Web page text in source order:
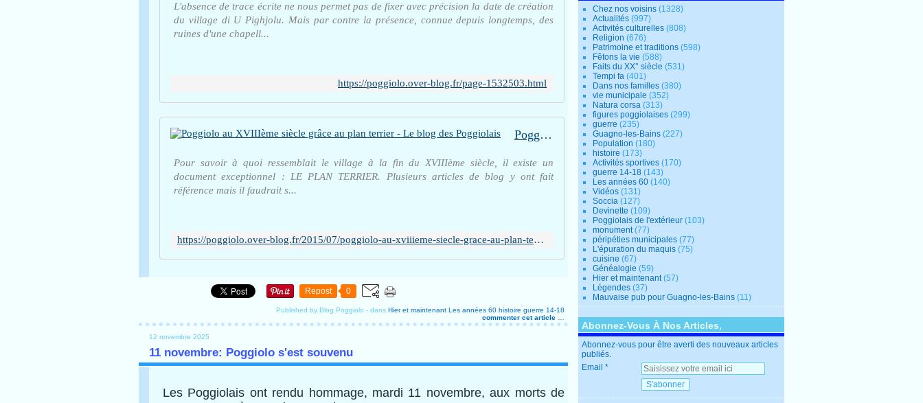
L'absence de trace écrite ne nous permet pas de fixer avec précision la date de création
du village di U Pighjolu. Mais par contre la présence, connue depuis longtemps, des
ruines d'une chapell...
https://poggiolo.over-blog.fr/page-1532503.html
Poggiolo au XVIIIème siècle grâce au plan terrier - Le blog des Poggiolais
Pour savoir à quoi ressemblait le village à la fin du XVIIIème siècle, il existe un
document exceptionnel : LE PLAN TERRIER. Plusieurs articles de blog y ont fait
référence mais il faudrait s...
https://poggiolo.over-blog.fr/2015/07/poggiolo-au-xviiieme-siecle-grace-au-plan-terrier.html
Repost 0
Published by Blog Poggiolo - dans Hier et maintenant Les années 60 histoire guerre 14-18
commenter cet article
12 novembre 2025
11 novembre: Poggiolo s'est souvenu
Les Poggiolais ont rendu hommage, mardi 11 novembre, aux morts de
Chez nos voisins (1328)
Actualités (997)
Activités culturelles (808)
Religion (676)
Patrimoine et traditions (598)
Fêtons la vie (588)
Faits du XX° siècle (531)
Tempi fa (401)
Dans nos familles (380)
vie municipale (352)
Natura corsa (313)
figures poggiolaises (299)
guerre (235)
Guagno-les-Bains (227)
Population (180)
histoire (173)
Activités sportives (170)
guerre 14-18 (143)
Les années 60 (140)
Vidéos (131)
Soccia (127)
Devinette (109)
Poggiolais de l'extérieur (103)
monument(77)
péripéties municipales (77)
L'épuration du maquis (75)
cuisine (67)
Généalogie (59)
Hier et maintenant(57)
Légendes (37)
Mauvaise pub pour Guagno-les-Bains (11)
Abonnez-Vous À Nos Articles,
Abonnez-vous pour être averti des nouveaux articles
publiés.
Email